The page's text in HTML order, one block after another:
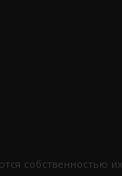
собственностью